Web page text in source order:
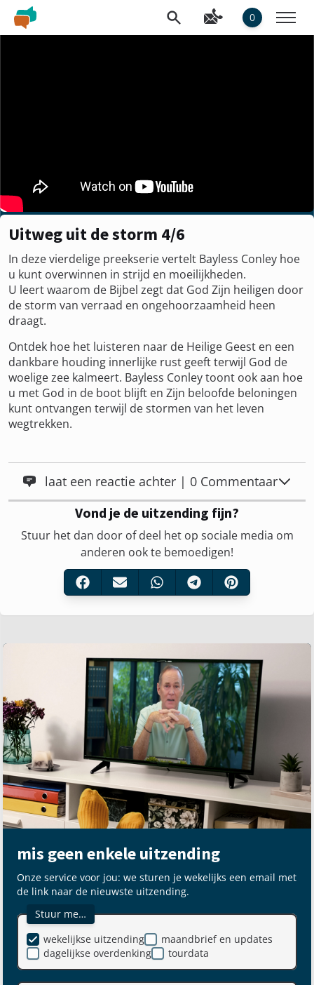
0
Uitweg uit de storm 4/6
In deze vierdelige preekserie vertelt Bayless Conley hoe
u kunt overwinnen in strijd en moeilijkheden.
U leert waarom de Bijbel zegt dat God Zijn heiligen door
de storm van verraad en ongehoorzaamheid heen
draagt.
Ontdek hoe het luisteren naar de Heilige Geest en een
dankbare houding innerlijke rust geeft terwijl God de
woelige zee kalmeert. Bayless Conley toont ook aan hoe
u met God in de boot blijft en Zijn beloofde beloningen
kunt ontvangen terwijl de stormen van het leven
wegtrekken.
laat een reactie achter | 0 Commentaar
Vond je de uitzending fijn?
Stuur het dan door of deel het op sociale media om
anderen ook te bemoedigen!
mis geen enkele uitzending
Onze service voor jou: we sturen je wekelijks een email met
de link naar de nieuwste uitzending.
Stuur me…
maandbrief en updates
dagelijkse overdenking
wekelijkse uitzending
tourdata